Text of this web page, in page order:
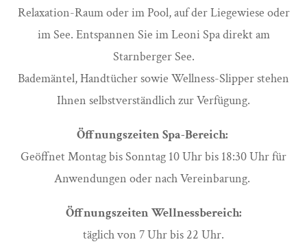
Relaxation-Raum oder im Pool, auf der Liegewiese oder
im See. Entspannen Sie im Leoni Spa direkt am
Starnberger See.
Bademäntel, Handtücher sowie Wellness-Slipper stehen
Ihnen selbstverständlich zur Verfügung.
Öffnungszeiten Spa-Bereich:
Geöffnet Montag bis Sonntag 10 Uhr bis 18:30 Uhr für
Anwendungen oder nach Vereinbarung.
Öffnungszeiten Wellnessbereich:
täglich von 7 Uhr bis 22 Uhr.